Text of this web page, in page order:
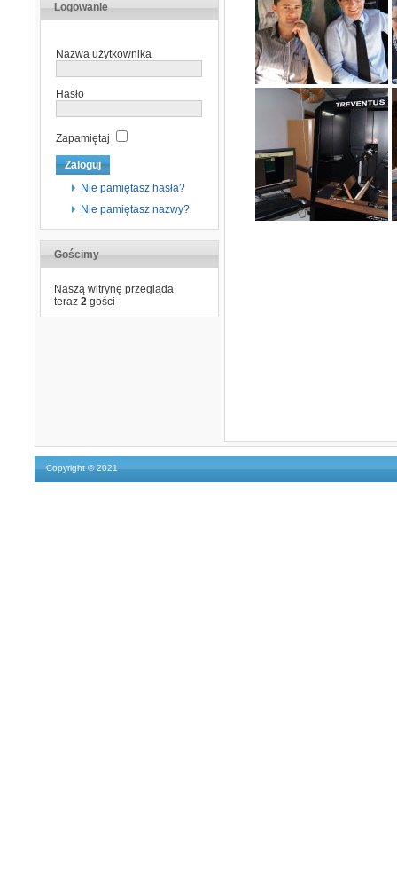
Logowanie
Nazwa użytkownika
Hasło
Zapamiętaj
Nie pamiętasz hasła?
Nie pamiętasz nazwy?
Gościmy
Naszą witrynę przegląda
teraz 2 gości
Copyright © 2021